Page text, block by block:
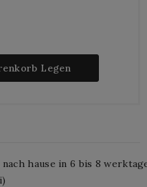
Legen
hause in 6 bis 8